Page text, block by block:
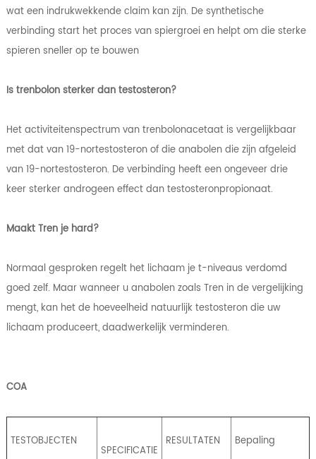
wat een indrukwekkende claim kan zijn. De synthetische
verbinding start het proces van spiergroei en helpt om die sterke
spieren sneller op te bouwen
Is trenbolon sterker dan testosteron?
Het activiteitenspectrum van trenbolonacetaat is vergelijkbaar
met dat van 19-nortestosteron of die anabolen die zijn afgeleid
van 19-nortestosteron. De verbinding heeft een ongeveer drie
keer sterker androgeen effect dan testosteronpropionaat.
Maakt Tren je hard?
Normaal gesproken regelt het lichaam je t-niveaus verdomd
goed zelf. Maar wanneer u anabolen zoals Tren in de vergelijking
mengt, kan het de hoeveelheid natuurlijk testosteron die uw
lichaam produceert, daadwerkelijk verminderen.
COA
TESTOBJECTEN
SPECIFICATIE
RESULTATEN Bepaling